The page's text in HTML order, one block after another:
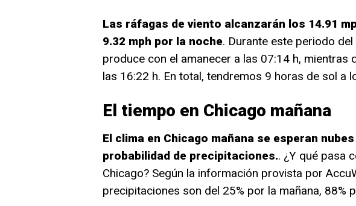
Las ráfagas de viento alcanzarán los 14.91
9.32 mph por la noche. Durante este periodo
produce con el amanecer a las 07:14 h, mientras
las 16:22 h. En total, tendremos 9 horas de sol a
El tiempo en Chicago mañana
El clima en Chicago mañana se esperan
probabilidad de precipitaciones.. ¿Y qué pasa
Chicago? Según la información provista por
precipitaciones son del 25% por la mañana, 88%